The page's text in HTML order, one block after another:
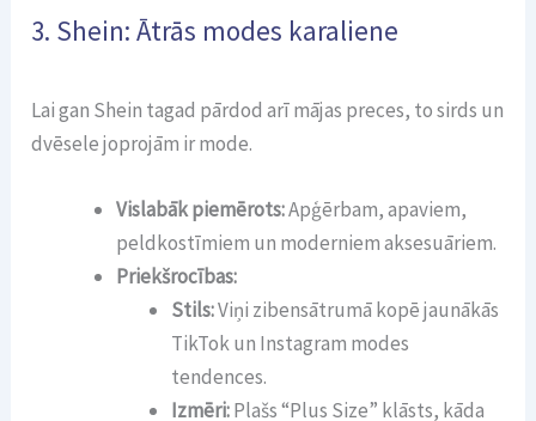
3. Shein: Ātrās modes karaliene
Lai gan Shein tagad pārdod arī mājas preces, to sirds un
dvēsele joprojām ir mode.
Vislabāk piemērots:Apģērbam, apaviem,
peldkostīmiem un moderniem aksesuāriem.
Priekšrocības:
Stils:Viņi zibensātrumā kopē jaunākās
TikTok un Instagram modes
tendences.
Izmēri:Plašs “Plus Size” klāsts, kāda